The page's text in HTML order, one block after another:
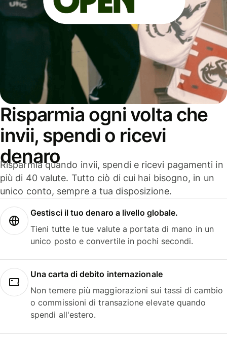
Risparmia ogni volta che
invii, spendi o ricevi
denaro
Risparmia quando invii, spendi e ricevi pagamenti in
più di 40 valute. Tutto ciò di cui hai bisogno, in un
unico conto, sempre a tua disposizione.
Gestisci il tuo denaro a livello globale.
Tieni tutte le tue valute a portata di mano in un
unico posto e convertile in pochi secondi.
Una carta di debito internazionale
Non temere più maggiorazioni sui tassi di cambio
o commissioni di transazione elevate quando
spendi all'estero.